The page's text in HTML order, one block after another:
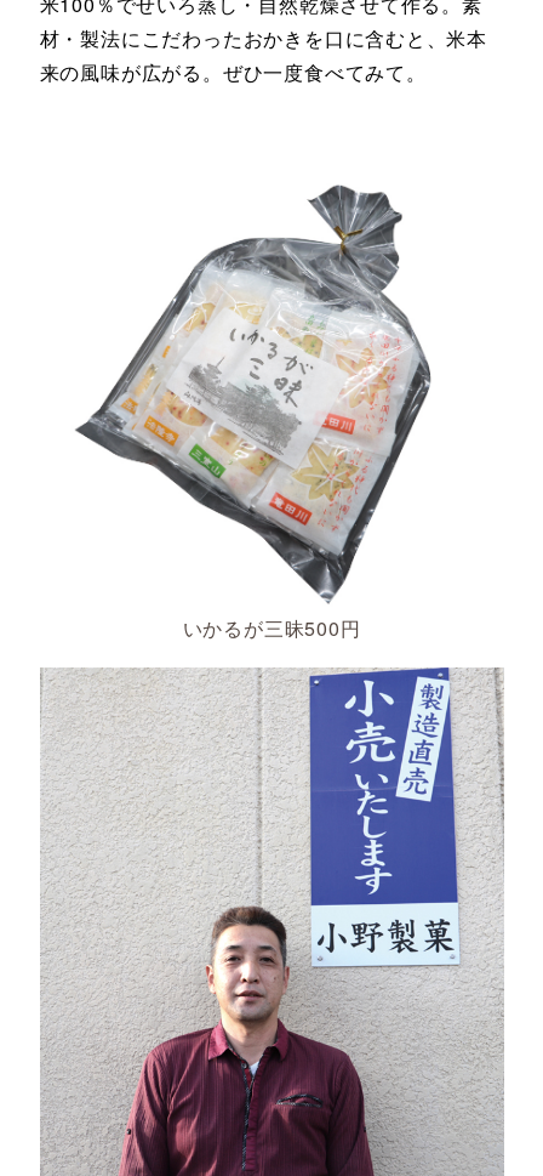
材・製法にこだわったおかきを口に含むと、米本
来の風味が広がる。ぜひ一度食べてみて。
いかるが三昧500円